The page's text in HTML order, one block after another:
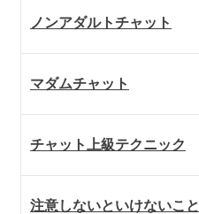
ノンアダルトチャット
マダムチャット
チャット上級テクニック
注意しないといけないこと